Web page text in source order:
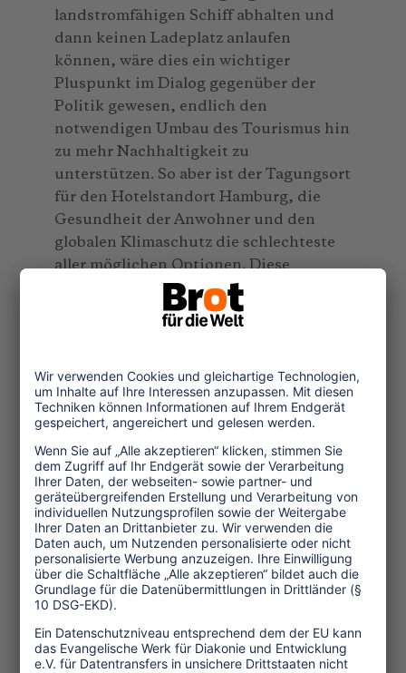
landstromfähigen Schiff abhalten und
dann keinen Ladeplatz anlaufen
können, wäre dies ein wichtiger
Pluspunkt im Dialog gegenüber der
Politik gewesen, endlich den
notwendigen Umbau des Tourismus hin
zu mehr Nachhaltigkeit zu
unterstützen. So aber ist der Tagungsort
für den Hotelstandort Hamburg, die
Gesundheit der Anwohner und den
globalen Klimaschutz die schlechteste
aller möglichen Optionen. Diese
Fehlentscheidung wird ein fahles Licht
auf das Fachforum zum Klimaschutz
Anzahl von Klima-Veranstaltungen der
Tourismuswirtschaft in diesem Jahr, in
der zwar viele Wort gewechselt, aber
kaum Veränderungen bewirkt wurden.